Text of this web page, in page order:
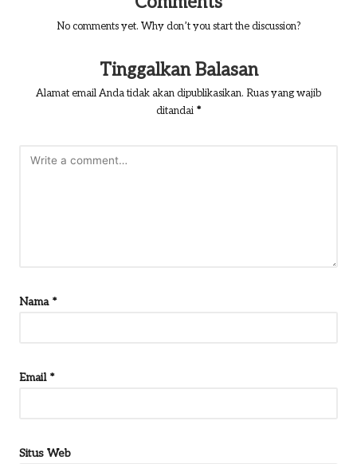
No comments yet. Why don’t you start the discussion?
Tinggalkan Balasan
Alamat email Anda tidak akan dipublikasikan. Ruas yang wajib
ditandai *
Nama *
Email *
Situs Web